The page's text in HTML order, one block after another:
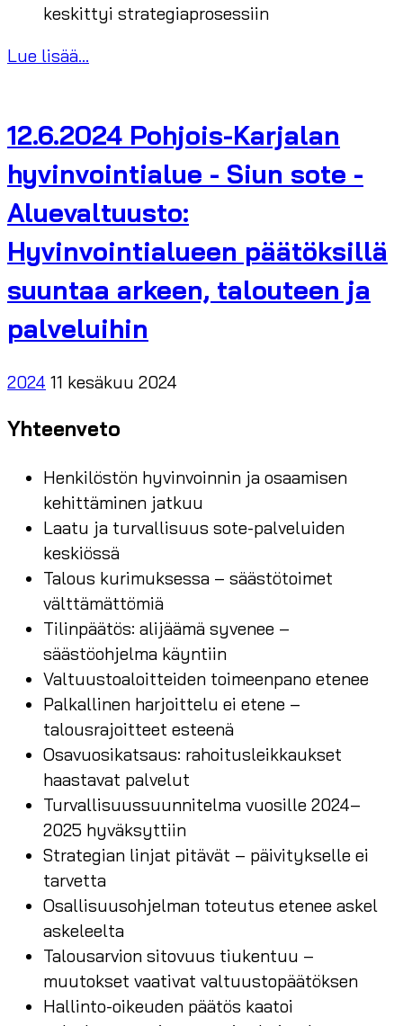
keskittyi strategiaprosessiin
Lue lisää...
12.6.2024 Pohjois-Karjalan
hyvinvointialue - Siun sote -
Aluevaltuusto:
Hyvinvointialueen päätöksillä
suuntaa arkeen, talouteen ja
palveluihin
2024 11 kesäkuu 2024
Yhteenveto
Henkilöstön hyvinvoinnin ja osaamisen
kehittäminen jatkuu
Laatu ja turvallisuus sote-palveluiden
keskiössä
Talous kurimuksessa – säästötoimet
välttämättömiä
Tilinpäätös: alijäämä syvenee –
säästöohjelma käyntiin
Valtuustoaloitteiden toimeenpano etenee
Palkallinen harjoittelu ei etene –
talousrajoitteet esteenä
Osavuosikatsaus: rahoitusleikkaukset
haastavat palvelut
Turvallisuussuunnitelma vuosille 2024–
2025 hyväksyttiin
Strategian linjat pitävät – päivitykselle ei
tarvetta
Osallisuusohjelman toteutus etenee askel
askeleelta
Talousarvion sitovuus tiukentuu –
muutokset vaativat valtuustopäätöksen
Hallinto-oikeuden päätös kaatoi